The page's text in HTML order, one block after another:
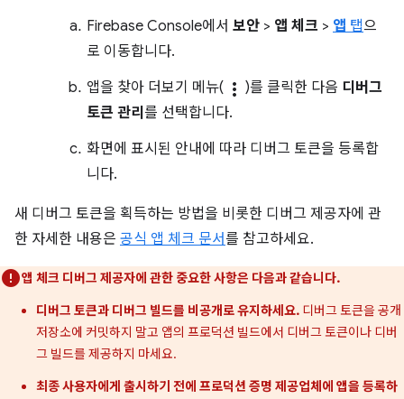
Firebase Console에서 보안 > 앱 체크 > 앱 탭으
로 이동합니다.
앱을 찾아 더보기 메뉴( more_vert )를 클릭한 다음 디버그
토큰 관리 를 선택합니다.
화면에 표시된 안내에 따라 디버그 토큰을 등록합
니다.
새 디버그 토큰을 획득하는 방법을 비롯한 디버그 제공자에 관
한 자세한 내용은 공식 앱 체크 문서를 참고하세요.
앱 체크 디버그 제공자에 관한 중요한 사항은 다음과 같습니다.
디버그 토큰과 디버그 빌드를 비공개로 유지하세요. 디버그 토큰을 공개
저장소에 커밋하지 말고 앱의 프로덕션 빌드에서 디버그 토큰이나 디버
그 빌드를 제공하지 마세요.
최종 사용자에게 출시하기 전에 프로덕션 증명 제공업체에 앱을 등록하